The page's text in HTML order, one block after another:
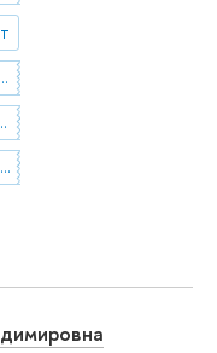
Технологии параллельных и распределенных вычислений
архитектуры
Управление, администрирование, мониторинг и тестирование многопроцессорных систем